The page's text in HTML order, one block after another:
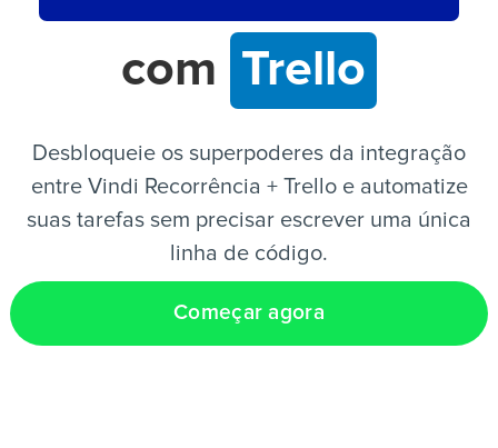
PT
com Trello
Desbloqueie os superpoderes da integração
entre Vindi Recorrência + Trello e automatize
suas tarefas sem precisar escrever uma única
linha de código.
Começar agora